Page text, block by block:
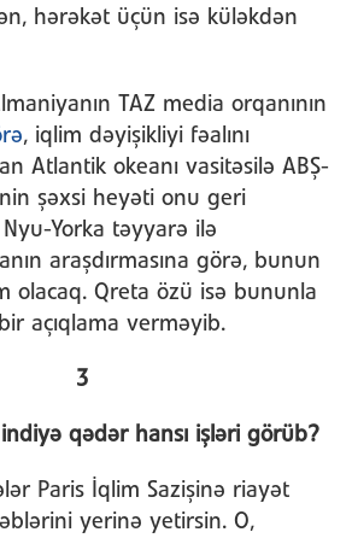
hərəkət üçün isə küləkdən
TAZ media orqanının
, iqlim dəyişikliyi fəalını
Atlantik okeanı vasitəsilə ABŞ-
şəxsi heyəti onu geri
Yorka təyyarə ilə
araşdırmasına görə, bunun
olacaq. Qreta özü isə bununla
açıqlama verməyib.
3
indiyə qədər hansı işləri görüb?
Paris İqlim Sazişinə riayət
yerinə yetirsin. O,